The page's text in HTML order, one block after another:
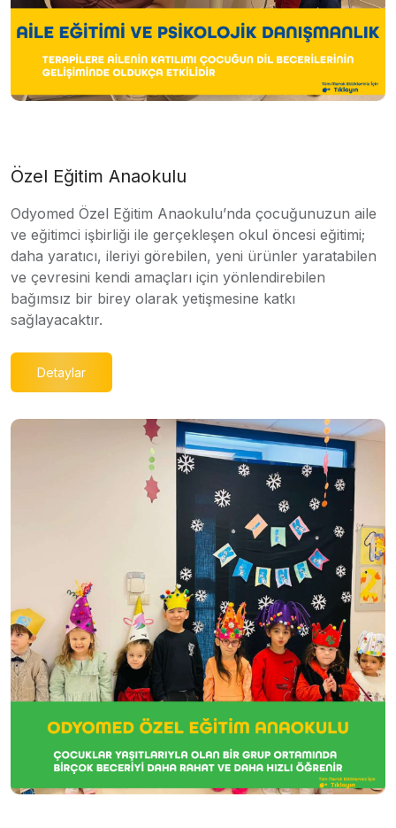
Özel Eğitim Anaokulu
Odyomed Özel Eğitim Anaokulu’nda çocuğunuzun aile
ve eğitimci işbirliği ile gerçekleşen okul öncesi eğitimi;
daha yaratıcı, ileriyi görebilen, yeni ürünler yaratabilen
ve çevresini kendi amaçları için yönlendirebilen
bağımsız bir birey olarak yetişmesine katkı
sağlayacaktır.
Detaylar